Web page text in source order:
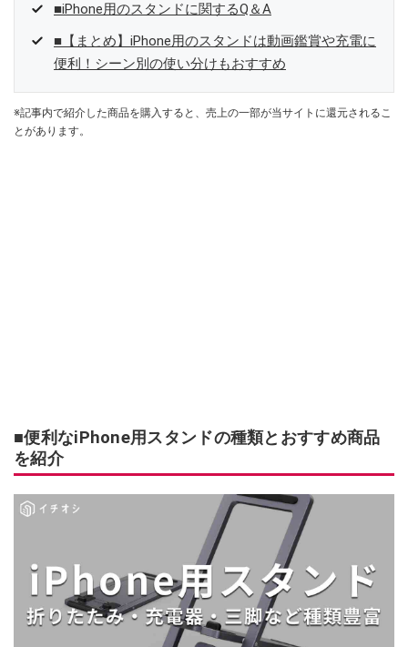
■iPhone用のスタンドに関するQ＆A
■【まとめ】iPhone用のスタンドは動画鑑賞や充電に
便利！シーン別の使い分けもおすすめ
※記事内で紹介した商品を購入すると、売上の一部が当サイトに還元されるこ
とがあります。
■便利なiPhone用スタンドの種類とおすすめ商品
を紹介